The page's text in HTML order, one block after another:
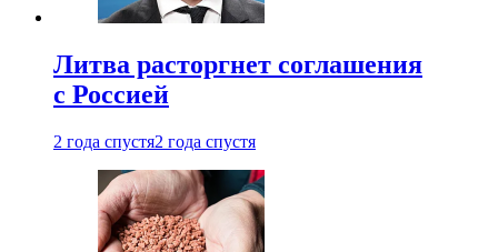
Литва расторгнет соглашения
с Россией
2 года спустя2 года спустя